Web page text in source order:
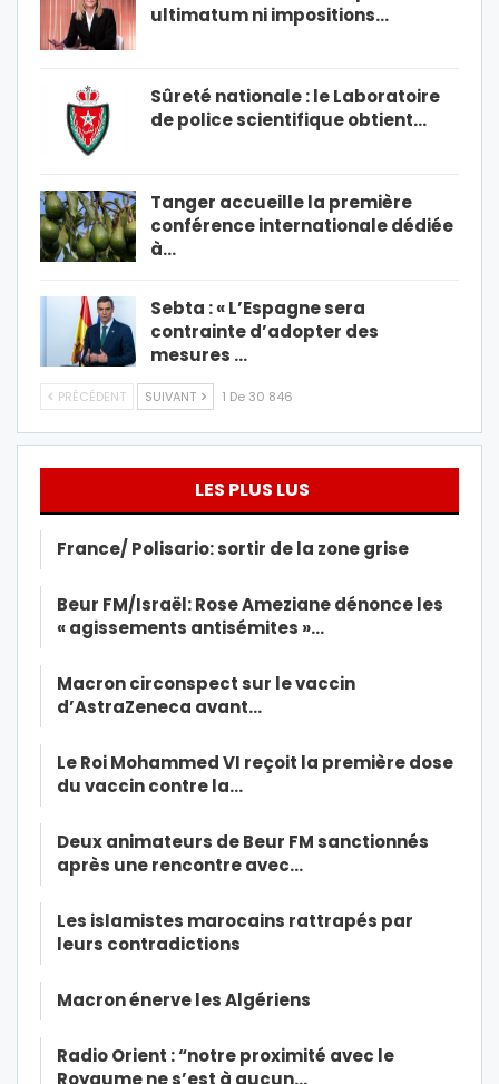
ultimatum ni impositions…
Sûreté nationale : le Laboratoire
de police scientifique obtient…
Tanger accueille la première
conférence internationale dédiée
à…
Sebta : « L’Espagne sera
contrainte d’adopter des
mesures …
PRÉCÉDENT SUIVANT 1 De 30 846
LES PLUS LUS
France/ Polisario: sortir de la zone grise
Beur FM/Israël: Rose Ameziane dénonce les
« agissements antisémites »…
Macron circonspect sur le vaccin
d’AstraZeneca avant…
Le Roi Mohammed VI reçoit la première dose
du vaccin contre la…
Deux animateurs de Beur FM sanctionnés
après une rencontre avec…
Les islamistes marocains rattrapés par
leurs contradictions
Macron énerve les Algériens
Radio Orient : “notre proximité avec le
Royaume ne s’est à aucun…